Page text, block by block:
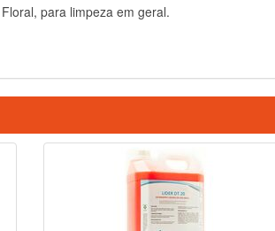
para limpeza em geral.